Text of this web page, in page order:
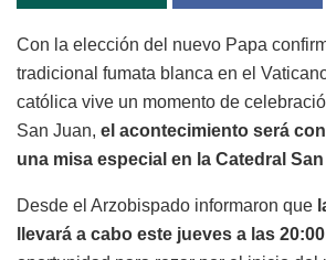
Con la elección del nuevo Papa
tradicional fumata blanca en el
católica vive un momento de
San Juan, el acontecimiento será
una misa especial en la Catedral
Desde el Arzobispado informaron que
llevará a cabo este jueves a las